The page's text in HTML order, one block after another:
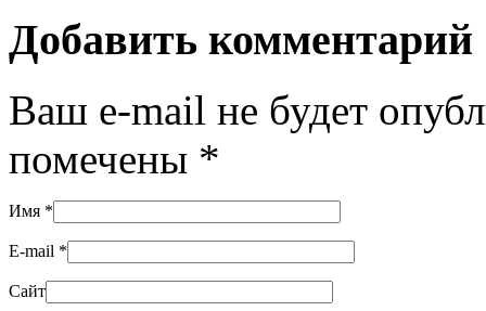
Добавить комментарий
Ваш e-mail не будет
помечены *
Имя *
E-mail *
Сайт